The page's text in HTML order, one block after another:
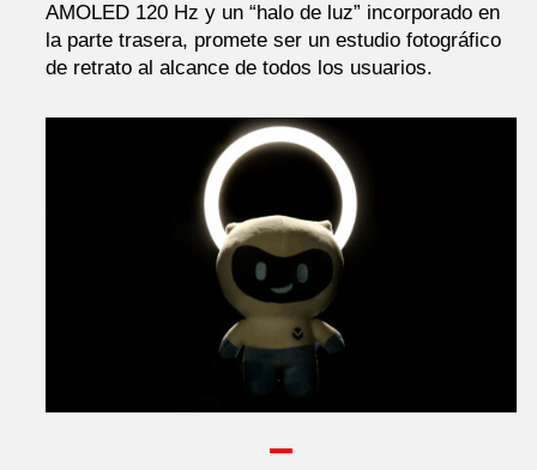
AMOLED 120 Hz y un “halo de luz” incorporado en
la parte trasera, promete ser un estudio fotográfico
de retrato al alcance de todos los usuarios.